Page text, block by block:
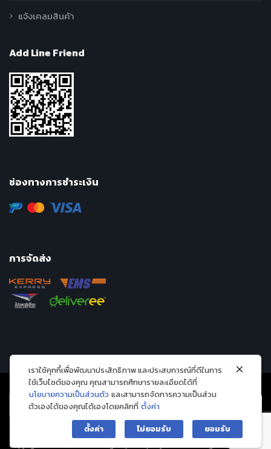
แจ้งเคลมสินค้า
Add Line Friend
ช่องทางการชำระเงิน
การจัดส่ง
Copyright 2026 © Avarin intergroup company limited. All Rights Reserved.
เราใช้คุกกี้เพื่อพัฒนาประสิทธิภาพ และประสบการณ์ที่ดีในการ
ใช้เว็บไซต์ของคุณ คุณสามารถศึกษารายละเอียดได้ที่
นโยบายความเป็นส่วนตัว และสามารถจัดการความเป็นส่วน
ตัวเองได้ของคุณได้เองโดยคลิกที่ ตั้งค่า
ตั้งค่า
ไม่ยอมรับ ยอมรับ